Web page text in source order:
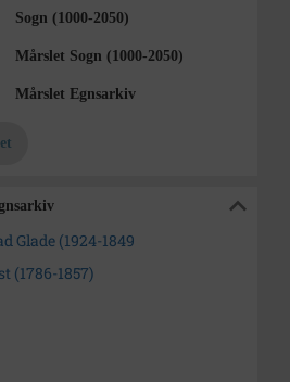
Sogn (1000-2050)
Mårslet Sogn (1000-2050)
Mårslet Egnsarkiv
Glade (1924-1849
(1786-1857)